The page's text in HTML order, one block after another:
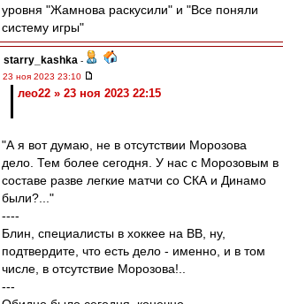
уровня "Жамнова раскусили" и "Все поняли
систему игры"
starry_kashka -
23 ноя 2023 23:10
лео22 » 23 ноя 2023 22:15
"А я вот думаю, не в отсутствии Морозова
дело. Тем более сегодня. У нас с Морозовым в
составе разве легкие матчи со СКА и Динамо
были?..."
----
Блин, специалисты в хоккее на ВВ, ну,
подтвердите, что есть дело - именно, и в том
числе, в отсутствие Морозова!..
---